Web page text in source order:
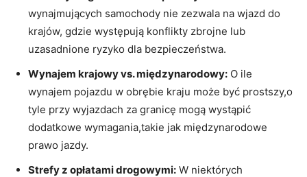
wynajmujących samochody ‍nie⁢ zezwala na wjazd do
⁣krajów, ⁢gdzie‍ występują konflikty‌ zbrojne ‍lub
⁣uzasadnione ryzyko dla bezpieczeństwa.
Wynajem krajowy vs. międzynarodowy: O ile
wynajem pojazdu ‌w obrębie⁤ kraju‍ może‌ być prostszy,o‌
tyle ‍przy wyjazdach za granicę mogą⁢ wystąpić​
dodatkowe wymagania,takie jak międzynarodowe
prawo jazdy.
Strefy ‌z ⁤opłatami drogowymi: ⁤W niektórych